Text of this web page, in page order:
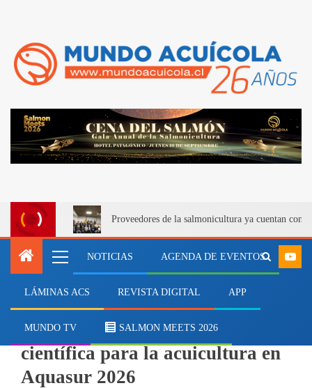
Proveedores de la salmonicultura ya cuentan con
NOTICIAS AGENDA DE EVENTOS
LÁMINAS ACS REVISTA DIGITAL APP
MUNDO TV SALMON MEETS 2026
INCAR² presentará innovación
científica para la acuicultura en
Aquasur 2026